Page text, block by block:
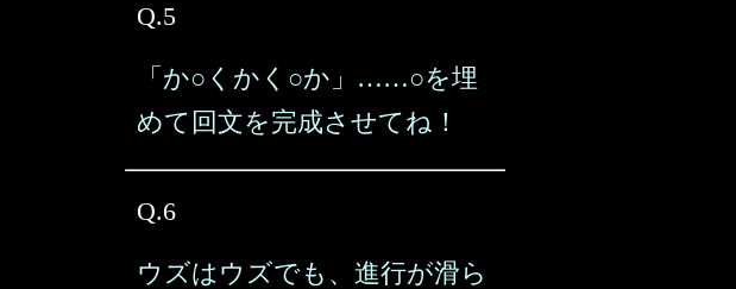
Q.5
「か○くかく○か」……○を埋
めて回文を完成させてね！
Q.6
ウズはウズでも、進行が滑ら